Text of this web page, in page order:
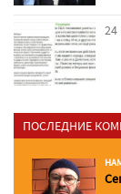
ПОСЛЕДНИЕ